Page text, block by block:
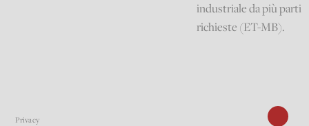
Privacy
industriale da più parti
richieste (ET-MB).